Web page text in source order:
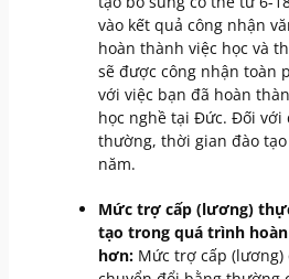
vào kết quả công nhận
hoàn thành việc học và
sẽ được công nhận toàn
với việc bạn đã hoàn
học nghề tại Đức. Đối với
thường, thời gian đào
năm.
Mức trợ cấp (lương)
tạo trong quá trình
hơn: Mức trợ cấp